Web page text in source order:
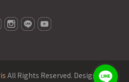
All Rights Reserved. Designed